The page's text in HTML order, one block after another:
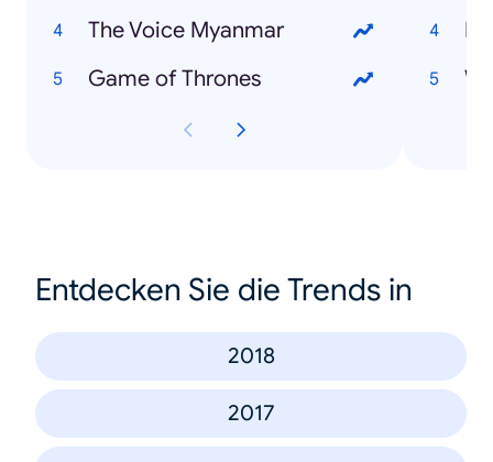
The Voice Myanmar
Game of Thrones
Entdecken Sie die Trends in
2018
2017